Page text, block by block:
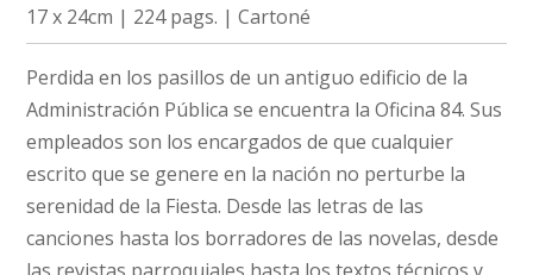
17 x 24cm | 224 pags. | Cartoné
Perdida en los pasillos de un antiguo edificio de la
Administración Pública se encuentra la Oficina 84. Sus
empleados son los encargados de que cualquier
escrito que se genere en la nación no perturbe la
serenidad de la Fiesta. Desde las letras de las
canciones hasta los borradores de las novelas, desde